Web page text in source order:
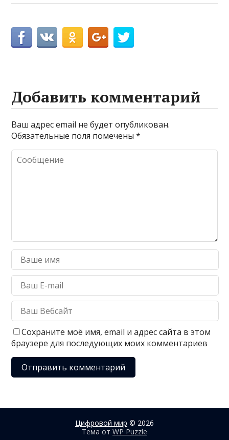
Добавить комментарий
Ваш адрес email не будет опубликован.
Обязательные поля помечены*
Сохраните моё имя, email и адрес сайта в этом
браузере для последующих моих комментариев
Цифровой мир © 2026
Тема от WP Puzzle